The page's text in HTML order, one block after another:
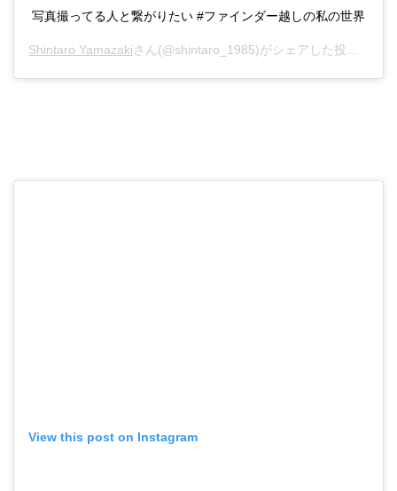
写真撮ってる人と繋がりたい #ファインダー越しの私の世界
Shintaro Yamazakiさん(@shintaro_1985)がシェアした投稿 -
View this post on Instagram